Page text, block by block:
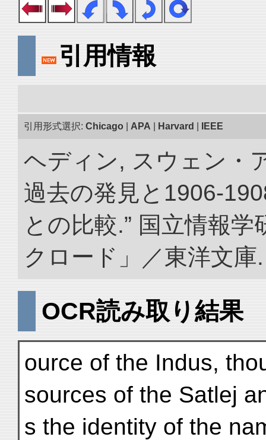
引用情報
引用形式選択: Chicago APA Harvard IEEE
ヘディン, スウェン・
過去の発見と1906-
との比較.” 国立情報
クロード」／東洋文
OCR読み取り結果
ource of the Indus,
sources of the Satlej
s the identity of the